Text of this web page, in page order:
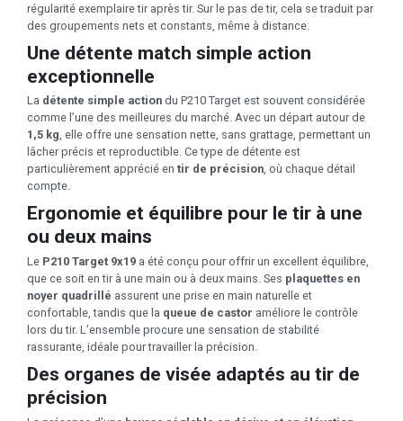
régularité exemplaire tir après tir. Sur le pas de tir, cela se traduit par
des groupements nets et constants, même à distance.
Une détente match simple action
exceptionnelle
La détente simple action du P210 Target est souvent considérée
comme l’une des meilleures du marché. Avec un départ autour de
1,5 kg, elle offre une sensation nette, sans grattage, permettant un
lâcher précis et reproductible. Ce type de détente est
particulièrement apprécié en tir de précision, où chaque détail
compte.
Ergonomie et équilibre pour le tir à une
ou deux mains
Le P210 Target 9x19 a été conçu pour offrir un excellent équilibre,
que ce soit en tir à une main ou à deux mains. Ses plaquettes en
noyer quadrillé assurent une prise en main naturelle et
confortable, tandis que la queue de castor améliore le contrôle
lors du tir. L’ensemble procure une sensation de stabilité
rassurante, idéale pour travailler la précision.
Des organes de visée adaptés au tir de
précision